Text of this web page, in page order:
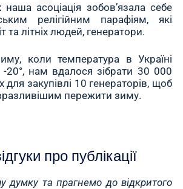
асоціація зобов’язала себе
релігійним парафіям, які
та літніх людей, генератори.
коли температура в Україні
-20°, нам вдалося зібрати 30 000
для закупівлі 10 генераторів, щоб
пережити зиму.
про публікації
думку та прагнемо до відкритого